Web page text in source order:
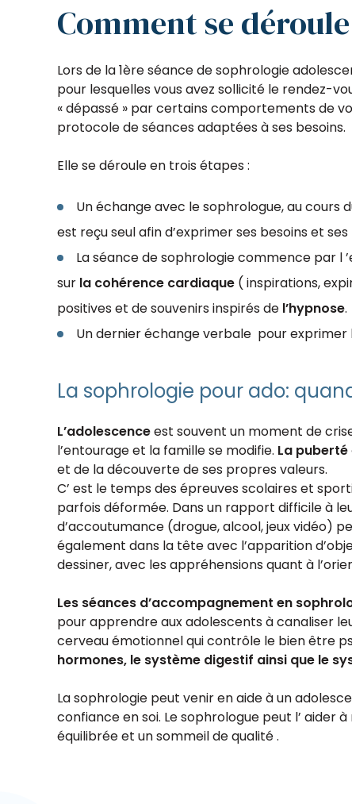
Comment se
Lors de la 1ère séance de sophrologie
pour lesquelles vous avez sollicité le rendez-
« dépassé » par certains comportements de
protocole de séances adaptées à ses besoins.
Elle se déroule en trois étapes :
Un échange avec le sophrologue, au cours
est reçu seul afin d’exprimer ses besoins et
La séance de sophrologie commence par l
sur la cohérence cardiaque ( inspirations,
positives et de souvenirs inspirés de l’hypnose.
Un dernier échange verbale pour exprimer
La sophrologie pour ado:
L’adolescenceest souvent un moment de
l’entourage et la famille se modifie. La puberté
et de la découverte de ses propres valeurs.
C’ est le temps des épreuves scolaires et
parfois déformée. Dans un rapport difficile à
d’accoutumance (drogue, alcool, jeux vidéo)
également dans la tête avec l’apparition
dessiner, avec les appréhensions quant à
Les séances d’accompagnement en
pour apprendre aux adolescents à canaliser
cerveau émotionnel qui contrôle le bien être
hormones, le système digestif ainsi que le
La sophrologie peut venir en aide à un
confiance en soi. Le sophrologue peut l’ aider
équilibrée et un sommeil de qualité .